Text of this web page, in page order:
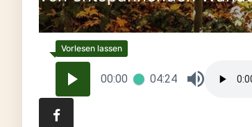
00:00 04:24